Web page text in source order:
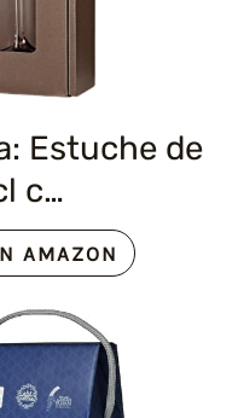
Estuche de
c…
AMAZON